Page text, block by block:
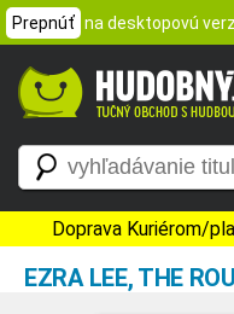
Prepnúť na desktopovú
Doprava Kuriérom/
EZRA LEE, THE